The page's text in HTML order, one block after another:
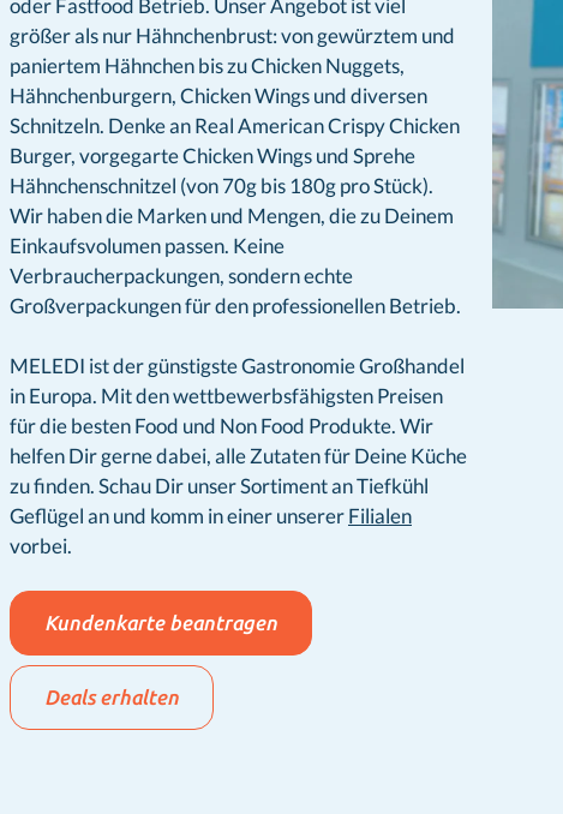
oder Fastfood Betrieb. Unser Angebot ist viel
größer als nur Hähnchenbrust: von gewürztem und
paniertem Hähnchen bis zu Chicken Nuggets,
Hähnchenburgern, Chicken Wings und diversen
Schnitzeln. Denke an Real American Crispy Chicken
Burger, vorgegarte Chicken Wings und Sprehe
Hähnchenschnitzel (von 70g bis 180g pro Stück).
Wir haben die Marken und Mengen, die zu Deinem
Einkaufsvolumen passen. Keine
Verbraucherpackungen, sondern echte
Großverpackungen für den professionellen Betrieb.
MELEDI ist der günstigste Gastronomie Großhandel
in Europa. Mit den wettbewerbsfähigsten Preisen
für die besten Food und Non Food Produkte. Wir
helfen Dir gerne dabei, alle Zutaten für Deine Küche
zu finden. Schau Dir unser Sortiment an Tiefkühl
Geflügel an und komm in einer unsererFilialen
vorbei.
Kundenkarte beantragen
Deals erhalten